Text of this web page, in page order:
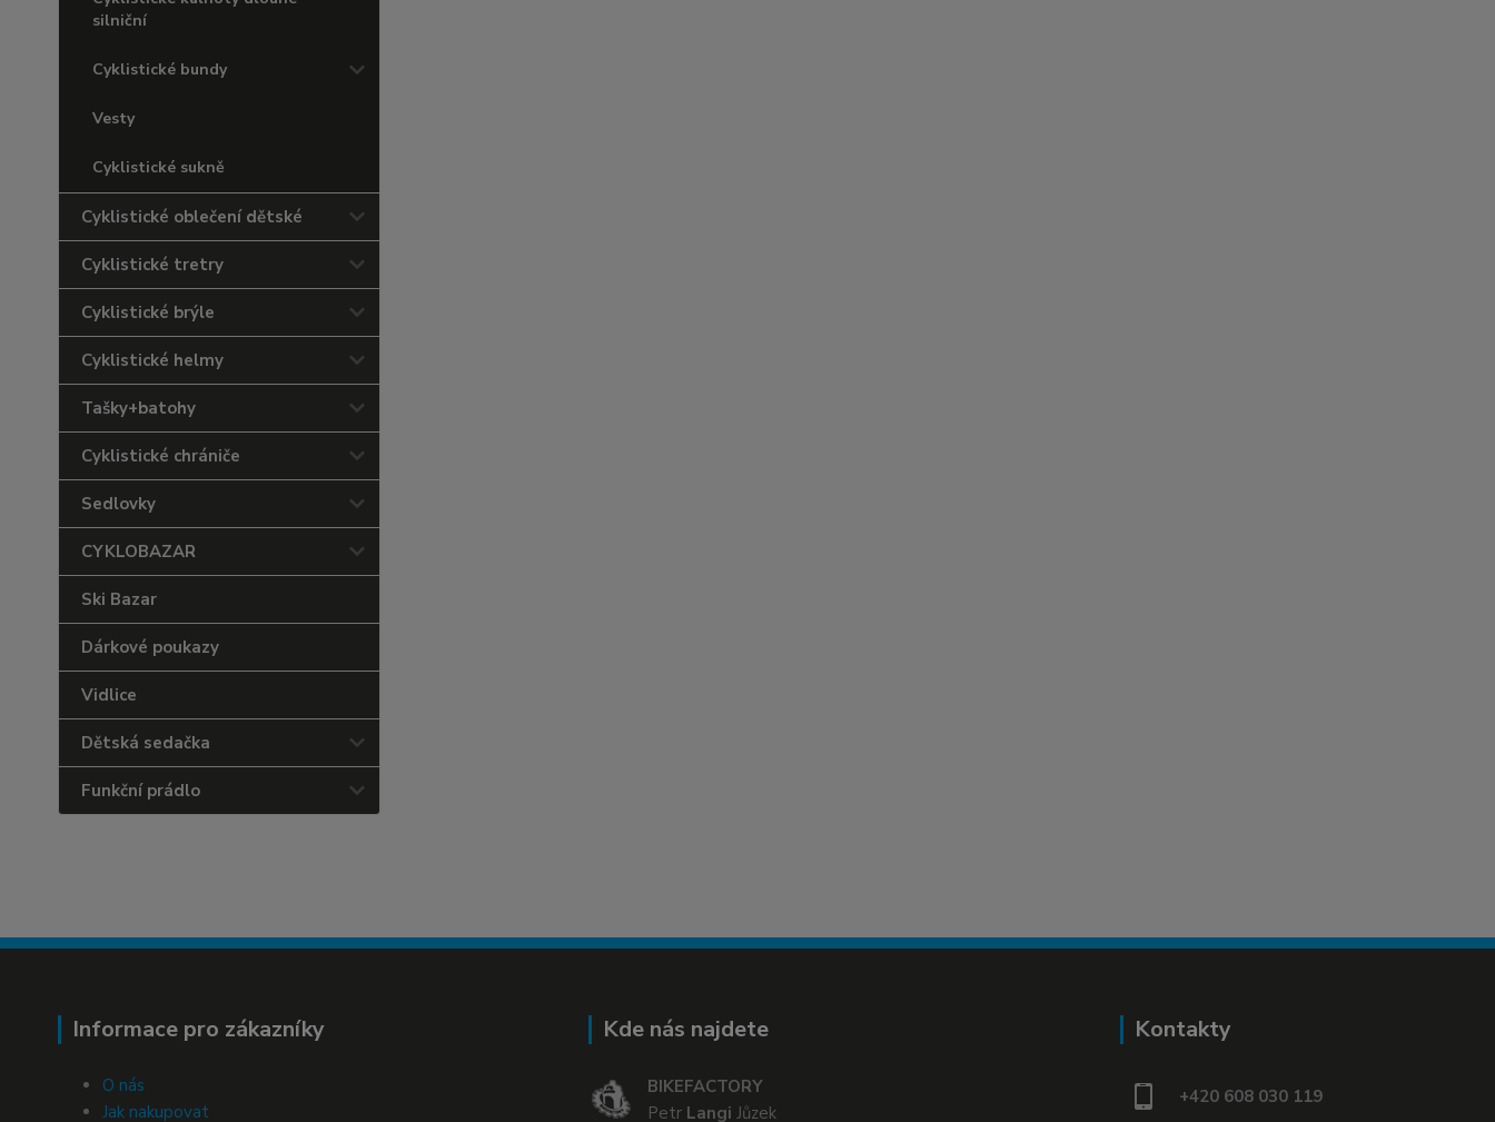
silniční
Cyklistické bundy
Vesty
Cyklistické sukně
Cyklistické oblečení dětské
Cyklistické tretry
Cyklistické brýle
Cyklistické helmy
Tašky+batohy
Cyklistické chrániče
Sedlovky
CYKLOBAZAR
Ski Bazar
Dárkové poukazy
Vidlice
Dětská sedačka
Funkční prádlo
Informace pro zákazníky
O nás
Jak nakupovat
Kde nás najdete
BIKEFACTORY
Petr Langi Jůzek
Kontakty
+420 608 030 119